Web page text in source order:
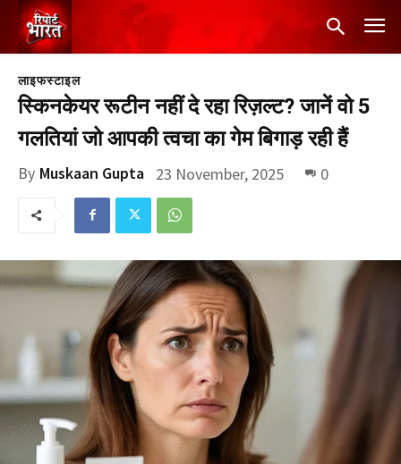
लाइफस्टाइल
स्किनकेयर रूटीन नहीं दे रहा रिज़ल्ट? जानें वो 5
गलतियां जो आपकी त्वचा का गेम बिगाड़ रही हैं
By Muskaan Gupta 23 November, 2025 0